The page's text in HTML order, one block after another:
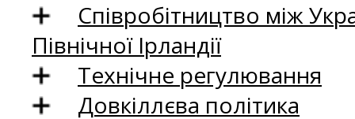
Співробітництво між
Північної Ірландії
Технічне регулювання
Довкіллєва політика